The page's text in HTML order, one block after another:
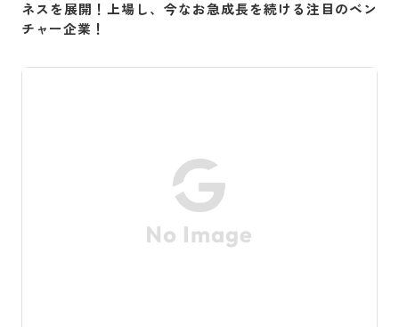
ネスを展開！上場し、今なお急成長を続ける注目のベン
チャー企業！